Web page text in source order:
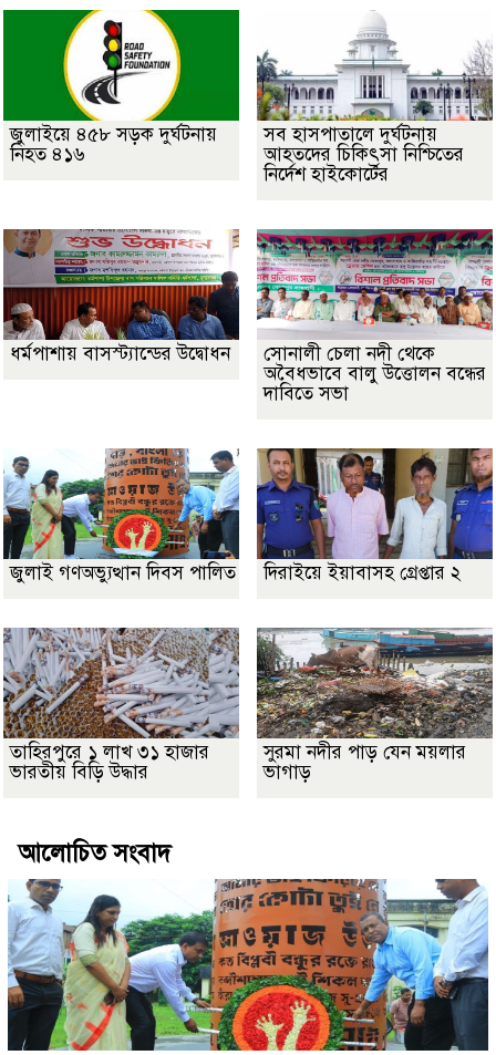
জুলাইয়ে ৪৫৮ সড়ক দুর্ঘটনায়
নিহত ৪১৬
সব হাসপাতালে দুর্ঘটনায়
আহতদের চিকিৎসা নিশ্চিতের
নির্দেশ হাইকোর্টের
ধর্মপাশায় বাসস্ট্যান্ডের উদ্বোধন
সোনালী চেলা নদী থেকে
অবৈধভাবে বালু উত্তোলন বন্ধের
দাবিতে সভা
জুলাই গণঅভ্যুত্থান দিবস পালিত দিরাইয়ে ইয়াবাসহ গ্রেপ্তার ২
তাহিরপুরে ১ লাখ ৩১ হাজার
ভারতীয় বিড়ি উদ্ধার
সুরমা নদীর পাড় যেন ময়লার
ভাগাড়
আলোচিত সংবাদ